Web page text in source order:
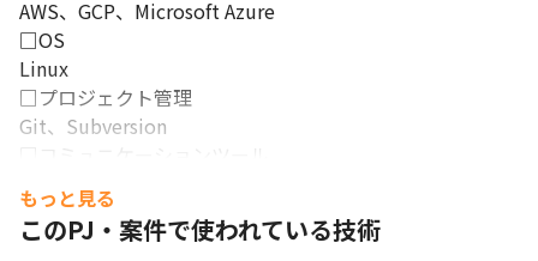
AWS、GCP、Microsoft Azure
□OS
Linux
□プロジェクト管理
Git、Subversion
□コミュニケーションツール
Slack、Teams、Google Workspace
□その他
VisualStudio、Eclipse
もっと見る
このPJ・案件で使われている技術